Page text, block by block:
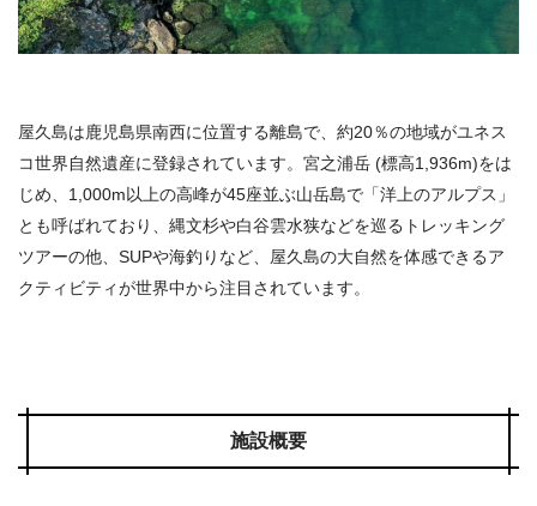
屋久島は鹿児島県南西に位置する離島で、約20％の地域がユネス
コ世界自然遺産に登録されています。宮之浦岳 (標高1,936m)をは
じめ、1,000m以上の高峰が45座並ぶ山岳島で「洋上のアルプス」
とも呼ばれており、縄文杉や白谷雲水狭などを巡るトレッキング
ツアーの他、SUPや海釣りなど、屋久島の大自然を体感できるア
クティビティが世界中から注目されています。
施設概要